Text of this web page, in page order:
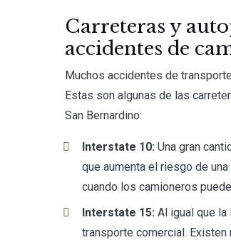
Carreteras y
accidentes de
Muchos accidentes de
Estas son algunas de las
San Bernardino:
Interstate 10: Una gran
que aumenta el riesgo de
cuando los camioneros
Interstate 15: Al igual que
transporte comercial.